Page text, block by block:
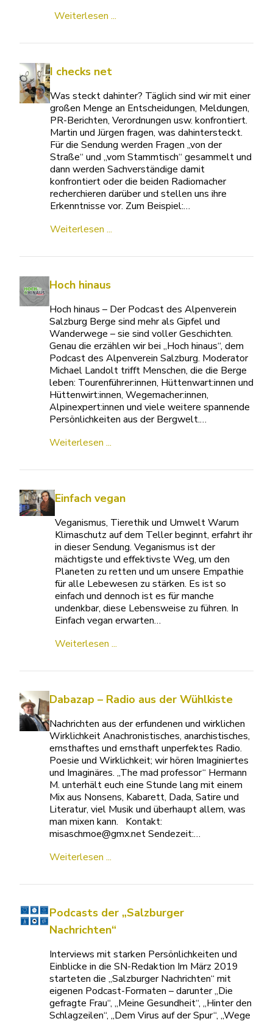
Weiterlesen ...
I checks net
Was steckt dahinter? Täglich sind wir mit einer
großen Menge an Entscheidungen, Meldungen,
PR-Berichten, Verordnungen usw. konfrontiert.
Martin und Jürgen fragen, was dahintersteckt.
Für die Sendung werden Fragen „von der
Straße“ und „vom Stammtisch“ gesammelt und
dann werden Sachverständige damit
konfrontiert oder die beiden Radiomacher
recherchieren darüber und stellen uns ihre
Erkenntnisse vor. Zum Beispiel:…
Weiterlesen ...
Hoch hinaus
Hoch hinaus – Der Podcast des Alpenverein
Salzburg Berge sind mehr als Gipfel und
Wanderwege – sie sind voller Geschichten.
Genau die erzählen wir bei „Hoch hinaus“, dem
Podcast des Alpenverein Salzburg. Moderator
Michael Landolt trifft Menschen, die die Berge
leben: Tourenführer:innen, Hüttenwart:innen und
Hüttenwirt:innen, Wegemacher:innen,
Alpinexpert:innen und viele weitere spannende
Persönlichkeiten aus der Bergwelt.…
Weiterlesen ...
Einfach vegan
Veganismus, Tierethik und Umwelt Warum
Klimaschutz auf dem Teller beginnt, erfahrt ihr
in dieser Sendung. Veganismus ist der
mächtigste und effektivste Weg, um den
Planeten zu retten und um unsere Empathie
für alle Lebewesen zu stärken. Es ist so
einfach und dennoch ist es für manche
undenkbar, diese Lebensweise zu führen. In
Einfach vegan erwarten…
Weiterlesen ...
Dabazap – Radio aus der Wühlkiste
Nachrichten aus der erfundenen und wirklichen
Wirklichkeit Anachronistisches, anarchistisches,
ernsthaftes und ernsthaft unperfektes Radio.
Poesie und Wirklichkeit; wir hören Imaginiertes
und Imaginäres. „The mad professor“ Hermann
M. unterhält euch eine Stunde lang mit einem
Mix aus Nonsens, Kabarett, Dada, Satire und
Literatur, viel Musik und überhaupt allem, was
man mixen kann. Kontakt:
misaschmoe@gmx.net Sendezeit:…
Weiterlesen ...
Podcasts der „Salzburger
Nachrichten“
Interviews mit starken Persönlichkeiten und
Einblicke in die SN-Redaktion Im März 2019
starteten die „Salzburger Nachrichten“ mit
eigenen Podcast-Formaten – darunter „Die
gefragte Frau“, „Meine Gesundheit“, „Hinter den
Schlagzeilen“, „Dem Virus auf der Spur“, „Wege